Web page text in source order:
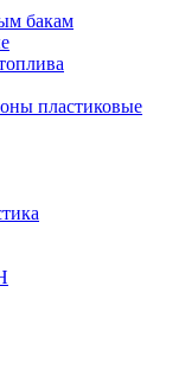
бакам
пластиковые